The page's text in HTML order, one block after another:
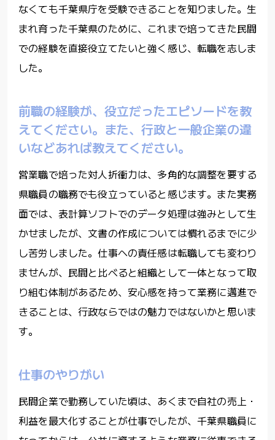
なくても千葉県庁を受験できることを知りました。生
まれ育った千葉県のために、これまで培ってきた民間
での経験を直接役立てたいと強く感じ、転職を志しま
した。
前職の経験が、役立だったエピソードを教
えてください。また、行政と一般企業の違
いなどあれば教えてください。
営業職で培った対人折衝力は、多角的な調整を要する
県職員の職務でも役立っていると感じます。また実務
面では、表計算ソフトでのデータ処理は強みとして生
かせましたが、文書の作成については慣れるまでに少
し苦労しました。仕事への責任感は転職しても変わり
ませんが、民間と比べると組織として一体となって取
り組む体制があるため、安心感を持って業務に邁進で
きることは、行政ならではの魅力ではないかと思いま
す。
仕事のやりがい
民間企業で勤務していた頃は、あくまで自社の売上・
利益を最大化することが仕事でしたが、千葉県職員に